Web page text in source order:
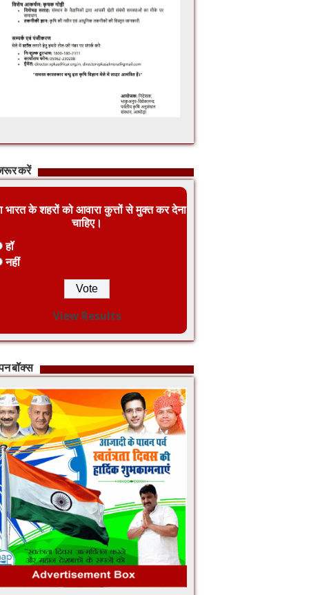
करें
भारत के शहरों को आवारा कुत्तों से मुक्त कर देना
चाहिए।
हॉ
नहीं
View Results
बॉक्स